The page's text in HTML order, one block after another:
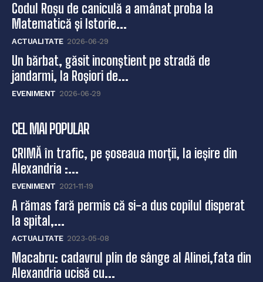
Codul Roșu de caniculă a amânat proba la
Matematică și Istorie...
ACTUALITATE 2026-06-29
Un bărbat, găsit inconștient pe stradă de
jandarmi, la Roșiori de...
EVENIMENT 2026-06-29
CEL MAI POPULAR
CRIMĂ în trafic, pe șoseaua morții, la ieșire din
Alexandria :...
EVENIMENT 2021-11-19
A rămas fară permis că si-a dus copilul disperat
la spital,...
ACTUALITATE 2023-05-08
Macabru: cadavrul plin de sânge al Alinei,fata din
Alexandria ucisă cu...